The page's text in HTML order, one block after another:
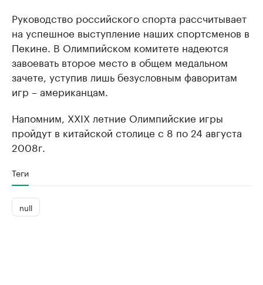
Руководство российского спорта рассчитывает
на успешное выступление наших спортсменов в
Пекине. В Олимпийском комитете надеются
завоевать второе место в общем медальном
зачете, уступив лишь безусловным фаворитам
игр – американцам.
Напомним, ХХIХ летние Олимпийские игры
пройдут в китайской столице с 8 по 24 августа
2008г.
Теги
null